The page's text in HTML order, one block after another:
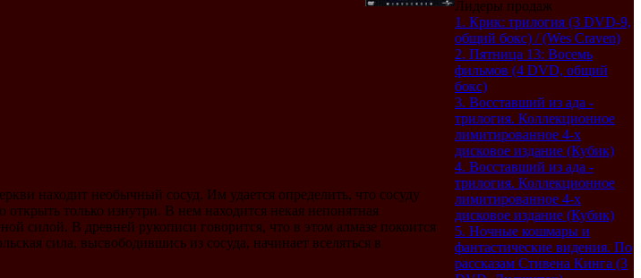
находит необычный сосуд. Им удается определить, что сосуду
только изнутри. В нем находится некая непонятная
силой. В древней рукописи говорится, что в этом алмазе покоится
сила, высвободившись из сосуда, начинает вселяться в
Лидеры продаж
1. Крик: трилогия (3 DVD-9,
общий бокс) / (Wes Craven)
2. Пятница 13: Восемь
фильмов (4 DVD, общий
бокс)
3. Восставший из ада -
трилогия. Коллекционное
лимитированное 4-х
дисковое издание (Кубик)
4. Восставший из ада -
трилогия. Коллекционное
лимитированное 4-х
дисковое издание (Кубик)
5. Ночные кошмары и
фантастические видения. По
рассказам Стивена Кинга (3